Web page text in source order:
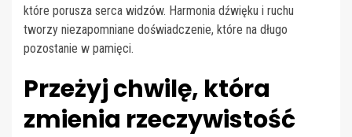
które porusza serca widzów. Harmonia dźwięku i ruchu
tworzy niezapomniane doświadczenie, które na długo
pozostanie w pamięci.
Przeżyj chwilę, która
zmienia rzeczywistość